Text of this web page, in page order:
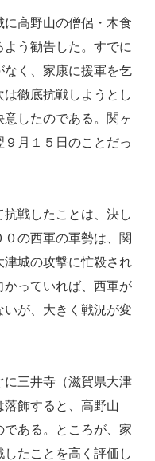
高野山の僧侶・木食
う勧告した。すでに
く、家康に援軍を乞
徹底抗戦しようとし
したのである。関ヶ
月１５日のことだっ
戦したことは、決し
の西軍の軍勢は、関
津城の攻撃に忙殺され
かっていれば、西軍が
いが、大きく戦況が変
三井寺（滋賀県大津
飾すると、高野山
である。ところが、家
たことを高く評価し